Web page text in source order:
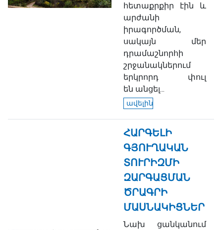
հետաքրքիր էին և
արժանի
իրագործման,
սակայն մեր
դրամաշնորհի
շրջանակներում
երկրորդ փուլ
են անցել...
ավելին
ՀԱՐԳԵԼԻ
ԳՅՈՒՂԱԿԱՆ
ՏՈՒՐԻԶՄԻ
ԶԱՐԳԱՑՄԱՆ
ԾՐԱԳՐԻ
ՄԱՍՆԱԿԻՑՆԵՐ
Նախ ցանկանում